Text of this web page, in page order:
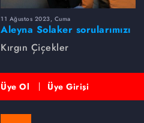
11 Ağustos 2023, Cuma
Aleyna Solaker sorularımızı
cevapladı
Kırgın Çiçekler
Üye Ol Üye Girişi